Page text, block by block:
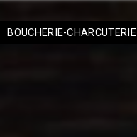
BOUCHERIE-CHARCUTERIE